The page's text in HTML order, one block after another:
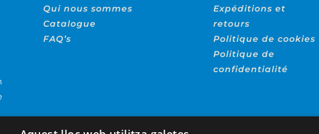
Qui nous sommes
Catalogue
FAQ’s
Expéditions et
retours
Politique de cookies
Politique de
confidentialité